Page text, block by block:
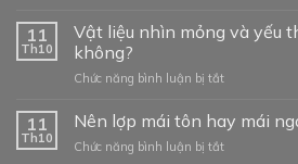
nào?
thành
khung
thép
trọng
lượng
nhẹ
11
Th10
Vật liệu nhìn mỏng và yếu
không?
Chức năng bình luận bị tắtở
nhìn
mỏng
11
Th10
Nên lợp mái tôn hay mái
Chức năng bình luận bị tắtở